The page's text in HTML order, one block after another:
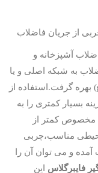
از جریان فاضلاب
آشپزخانه و
به شبکه اصلی و یا
) بهره گرفت.استفاده از
بسیار کمتری را به
مخصوص کمتر از
مناسب،چربی
و می توان آن را
فایبرگلاس این